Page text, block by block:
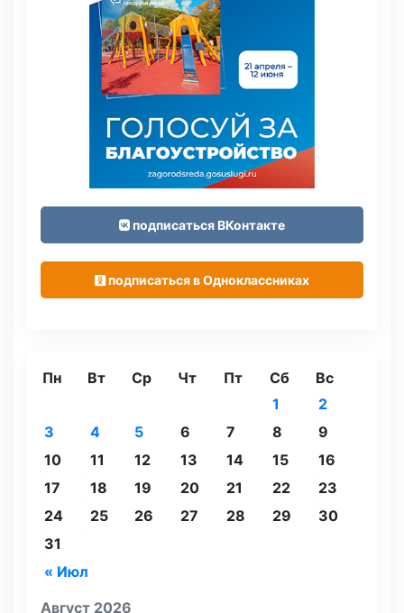
подписаться ВКонтакте
подписаться в Одноклассниках
Август 2026
Пн Вт Ср Чт Пт Сб Вс
« Июл
1
2
3
4 5 6 7 8
9
10
11 12 13 14 15
16
17
18 19 20 21 22
23
24
25 26 27 28 29
30
31